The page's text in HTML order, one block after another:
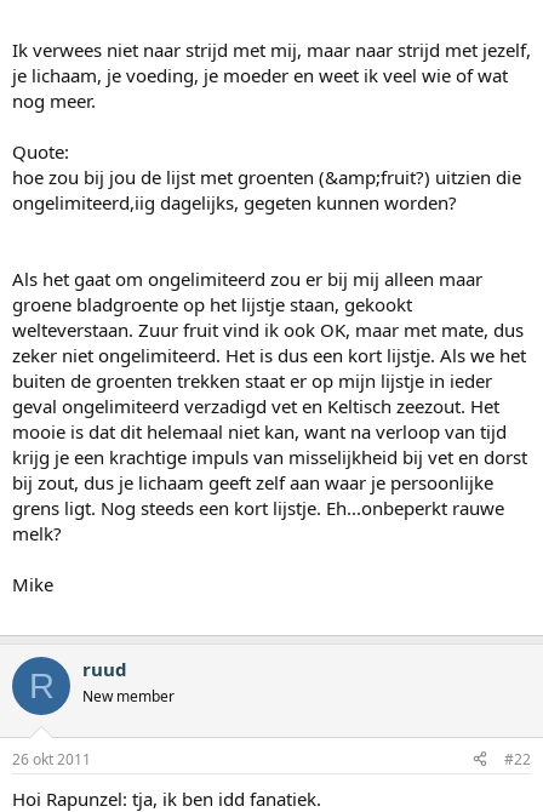
Ik verwees niet naar strijd met mij, maar naar strijd met jezelf,
je lichaam, je voeding, je moeder en weet ik veel wie of wat
nog meer.
Quote:
hoe zou bij jou de lijst met groenten (&amp;fruit?) uitzien die
ongelimiteerd,iig dagelijks, gegeten kunnen worden?
Als het gaat om ongelimiteerd zou er bij mij alleen maar
groene bladgroente op het lijstje staan, gekookt
welteverstaan. Zuur fruit vind ik ook OK, maar met mate, dus
zeker niet ongelimiteerd. Het is dus een kort lijstje. Als we het
buiten de groenten trekken staat er op mijn lijstje in ieder
geval ongelimiteerd verzadigd vet en Keltisch zeezout. Het
mooie is dat dit helemaal niet kan, want na verloop van tijd
krijg je een krachtige impuls van misselijkheid bij vet en dorst
bij zout, dus je lichaam geeft zelf aan waar je persoonlijke
grens ligt. Nog steeds een kort lijstje. Eh...onbeperkt rauwe
melk?
Mike
R ruud
New member
26 okt 2011 #22
Hoi Rapunzel: tja, ik ben idd fanatiek.